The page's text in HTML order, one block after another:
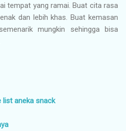
tempat yang ramai. Buat cita rasa
dan lebih khas. Buat kemasan
mungkin sehingga bisa
list aneka snack